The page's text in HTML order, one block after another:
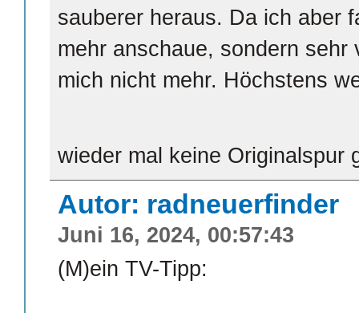
sauberer heraus. Da ich aber
mehr anschaue, sondern
mich nicht mehr. Höchstens
wieder mal keine
Autor: radneuerfinder
Juni 16, 2024, 00:57:43
(M)ein TV-Tipp: